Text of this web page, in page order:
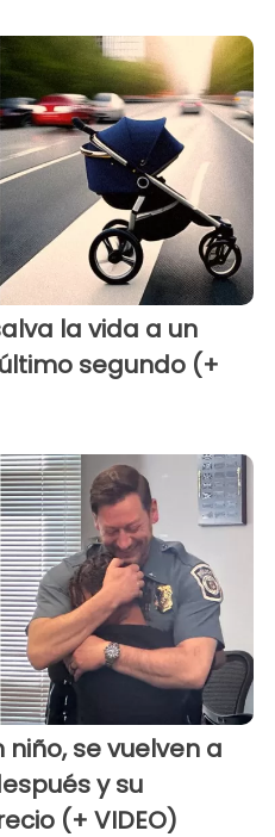
la vida a un
segundo (+
niño, se vuelven a
y su
(+ VIDEO)